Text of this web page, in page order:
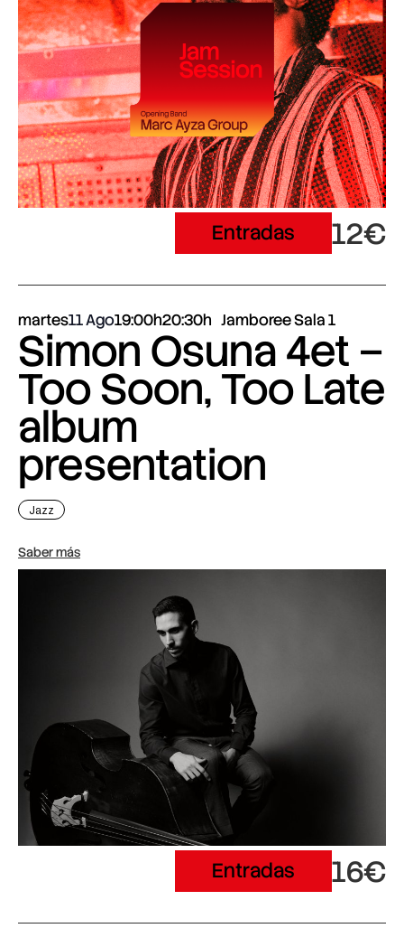
Entradas 12€
martes11 Ago19:00h20:30h Jamboree Sala 1
Simon Osuna 4et –
Too Soon, Too Late
album
presentation
Jazz
Saber más
Entradas 16€